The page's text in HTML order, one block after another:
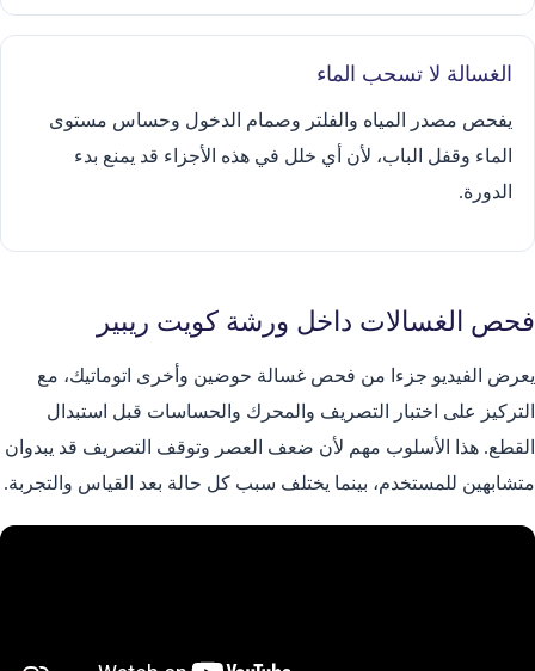
الغسالة لا تسحب الماء
يفحص مصدر المياه والفلتر وصمام الدخول وحساس مستوى
الماء وقفل الباب، لأن أي خلل في هذه الأجزاء قد يمنع بدء
الدورة.
فحص الغسالات داخل ورشة كويت ريبير
يعرض الفيديو جزءا من فحص غسالة حوضين وأخرى اتوماتيك، مع
التركيز على اختبار التصريف والمحرك والحساسات قبل استبدال
القطع. هذا الأسلوب مهم لأن ضعف العصر وتوقف التصريف قد يبدوان
متشابهين للمستخدم، بينما يختلف سبب كل حالة بعد القياس والتجربة.